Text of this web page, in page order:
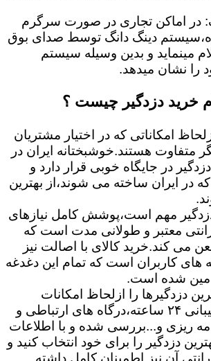
در اماکن تجاری در صورت سرگرم
دینگ دانگ توسط صدای بوق
مینماید و بدین وسیله سیستم
را نشان میدهد.
خرید دزدگیر چیست ؟
امکاناتی که در اختیار مشتریان
متفاوت هستند.خوشبختانه ایران در
در جایگاه خوبی قرار دارد و
در ایران ساخته می شوند،از بهترین
دزدگیر مهم است،پوشش کامل نیازهای
معتبر و طولانی مدت است که
می کند.خرید کالای با اصالت نیز
های کاربران است که تمام این دغدغه
شده است.
دزدگیرها را ازلحاظ امکانات
اساسی مانند پشتیبانی ۲۴ ساعته،درگاه های ارتباطی و
ریزی و...بررسی شده و با اطلاعات
دزدگیر را برای خود انتخاب کنید و
آن نیز اطمینان کامل داشته